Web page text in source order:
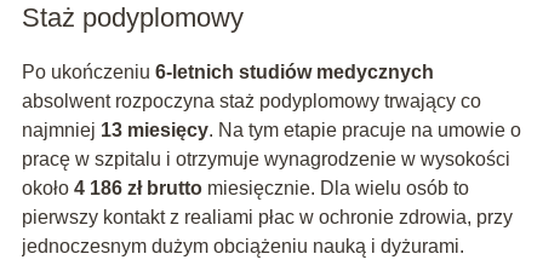
Staż podyplomowy
Po ukończeniu 6-letnich studiów medycznych
absolwent rozpoczyna staż podyplomowy trwający co
najmniej 13 miesięcy. Na tym etapie pracuje na umowie o
pracę w szpitalu i otrzymuje wynagrodzenie w wysokości
około 4 186 zł bruttomiesięcznie. Dla wielu osób to
pierwszy kontakt z realiami płac w ochronie zdrowia, przy
jednoczesnym dużym obciążeniu nauką i dyżurami.